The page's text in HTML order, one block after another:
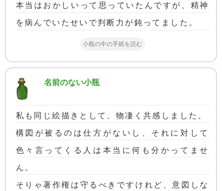
本当はおかしいって思っていたんですが、精神
を病んでいたせいで判断力が鈍ってました。
小瓶の中の手紙を読む
名前のない小瓶
私も同じ絵描きとして、物凄く共感しました。
構図が被るのは仕方がないし、それに対して
色々言ってくる人は本当に何も分かってませ
ん。
そりゃ著作権は守るべきですけれど、意図しな